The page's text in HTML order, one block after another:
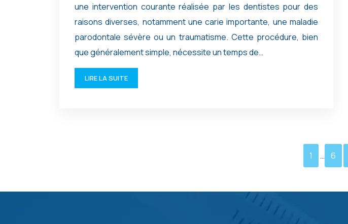
une intervention courante réalisée par les dentistes pour des
raisons diverses, notamment une carie importante, une maladie
parodontale sévère ou un traumatisme. Cette procédure, bien
que généralement simple, nécessite un temps de…
LIRE LA SUITE
1 … 6